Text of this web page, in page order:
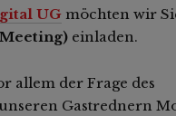
UG möchten wir
einladen.
allem der Frage des
Gastrednern